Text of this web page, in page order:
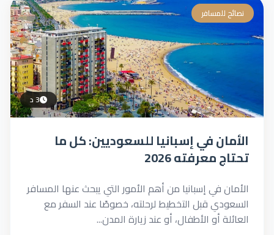
نصائح للمسافر
3 د
الأمان في إسبانيا للسعوديين: كل ما
تحتاج معرفته 2026
الأمان في إسبانيا من أهم الأمور التي يبحث عنها المسافر
السعودي قبل التخطيط لرحلته، خصوصًا عند السفر مع
العائلة أو الأطفال، أو عند زيارة المدن...